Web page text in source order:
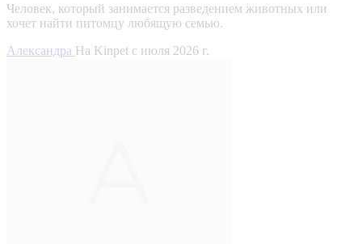
Человек, который занимается разведением животных или
хочет найти питомцу любящую семью.
Александра На Kinpet c июля 2026 г.